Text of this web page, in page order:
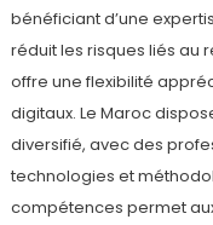
bénéficiant d’une
réduit les risques liés au
offre une flexibilité
digitaux. Le Maroc
diversifié, avec des
technologies et
compétences permet